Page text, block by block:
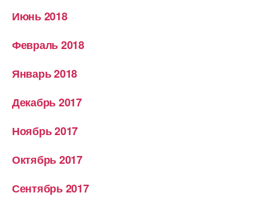
Июнь 2018
Февраль 2018
Январь 2018
Декабрь 2017
Ноябрь 2017
Октябрь 2017
Сентябрь 2017